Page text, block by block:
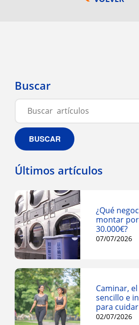
Buscar
BUSCAR
Últimos artículos
¿Qué
montar
30.000€?
07/07/2026
Caminar,
sencillo e
para
02/07/2026